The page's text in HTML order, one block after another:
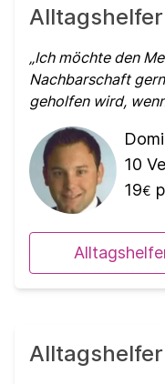
Ich möchte den
Nachbarschaft
geholfen wird,
10
19€